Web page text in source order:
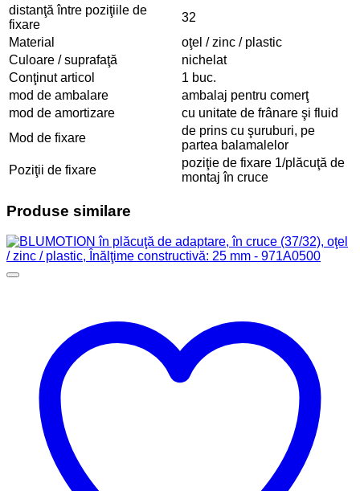
distanţă între poziţiile de
fixare
32
Material
oţel / zinc / plastic
Culoare / suprafaţă
nichelat
Conţinut articol
1 buc.
mod de ambalare
ambalaj pentru comerţ
mod de amortizare
cu unitate de frânare şi fluid
Mod de fixare
de prins cu şuruburi, pe
partea balamalelor
Poziţii de fixare
poziţie de fixare 1/plăcuţă de
montaj în cruce
Produse similare